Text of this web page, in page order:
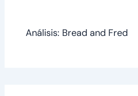
Análisis: Bread and Fred